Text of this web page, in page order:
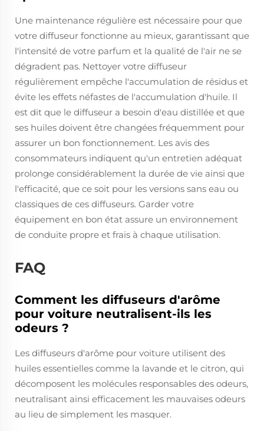
Une maintenance régulière est nécessaire pour que
votre diffuseur fonctionne au mieux, garantissant que
l'intensité de votre parfum et la qualité de l'air ne se
dégradent pas. Nettoyer votre diffuseur
régulièrement empêche l'accumulation de résidus et
évite les effets néfastes de l'accumulation d'huile. Il
est dit que le diffuseur a besoin d'eau distillée et que
ses huiles doivent être changées fréquemment pour
assurer un bon fonctionnement. Les avis des
consommateurs indiquent qu'un entretien adéquat
prolonge considérablement la durée de vie ainsi que
l'efficacité, que ce soit pour les versions sans eau ou
classiques de ces diffuseurs. Garder votre
équipement en bon état assure un environnement
de conduite propre et frais à chaque utilisation.
FAQ
Comment les diffuseurs d'arôme
pour voiture neutralisent-ils les
odeurs ?
Les diffuseurs d'arôme pour voiture utilisent des
huiles essentielles comme la lavande et le citron, qui
décomposent les molécules responsables des odeurs,
neutralisant ainsi efficacement les mauvaises odeurs
au lieu de simplement les masquer.